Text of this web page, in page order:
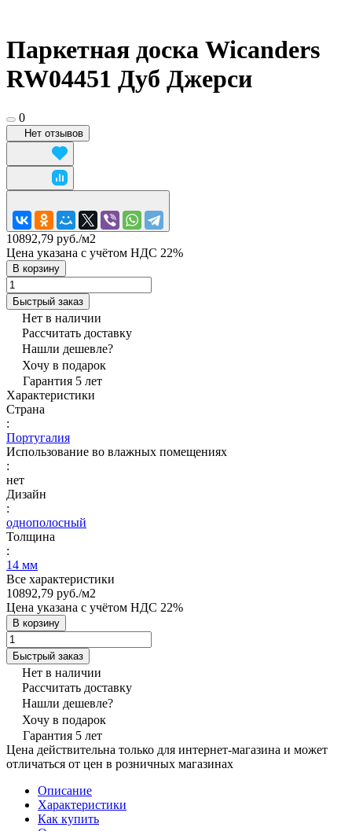
Паркетная доска Wicanders
RW04451 Дуб Джерси
0
Нет отзывов
10892,79 руб./м2
Цена указана с учётом НДС 22%
В корзину
Быстрый заказ
Нет в наличии
Рассчитать доставку
Нашли дешевле?
Хочу в подарок
Гарантия 5 лет
Характеристики
Страна
:
Португалия
Использование во влажных помещениях
:
нет
Дизайн
:
однополосный
Толщина
:
14 мм
Все характеристики
10892,79 руб./м2
Цена указана с учётом НДС 22%
В корзину
Быстрый заказ
Нет в наличии
Рассчитать доставку
Нашли дешевле?
Хочу в подарок
Гарантия 5 лет
Цена действительна только для интернет-магазина и может
отличаться от цен в розничных магазинах
Описание
Характеристики
Как купить